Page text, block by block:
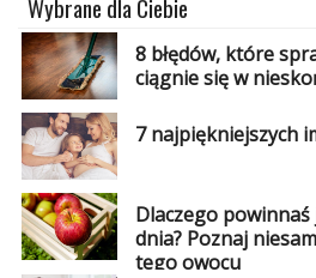
Wybrane dla Ciebie
8 błędów, które
ciągnie się w
7 najpiękniejszych
Dlaczego powinnaś
dnia? Poznaj
tego owocu